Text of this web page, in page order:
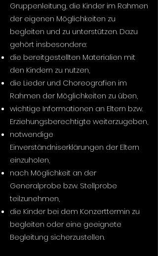
Gruppenleitung, die Kinder im Rahmen
der eigenen Möglichkeiten zu
begleiten und zu unterstützen. Dazu
gehört insbesondere:
die bereitgestellten Materialien mit
den Kindern zu nutzen,
die Lieder und Choreografien im
Rahmen der Möglichkeiten zu üben,
wichtige Informationen an Eltern bzw.
Erziehungsberechtigte weiterzugeben,
notwendige
Einverständniserklärungen der Eltern
einzuholen,
nach Möglichkeit an der
Generalprobe bzw. Stellprobe
teilzunehmen,
die Kinder bei dem Konzerttermin zu
begleiten oder eine geeignete
Begleitung sicherzustellen.